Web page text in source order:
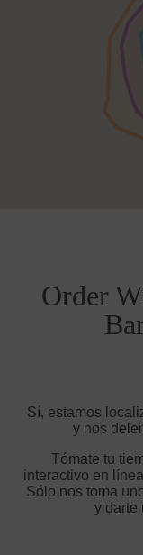
Order
Sí, estamos
y nos
Tómate tu
interactivo en
Sólo nos toma
y darte